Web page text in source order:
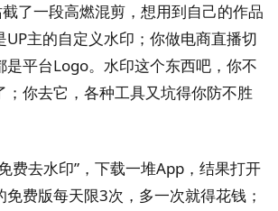
了一段高燃混剪，想用到自己的作品
UP主的自定义水印；你做电商直播切
是平台Logo。水印这个东西吧，你不
；你去它，各种工具又坑得你防不胜
费去水印”，下载一堆App，结果打开
费版每天限3次，多一次就得花钱；